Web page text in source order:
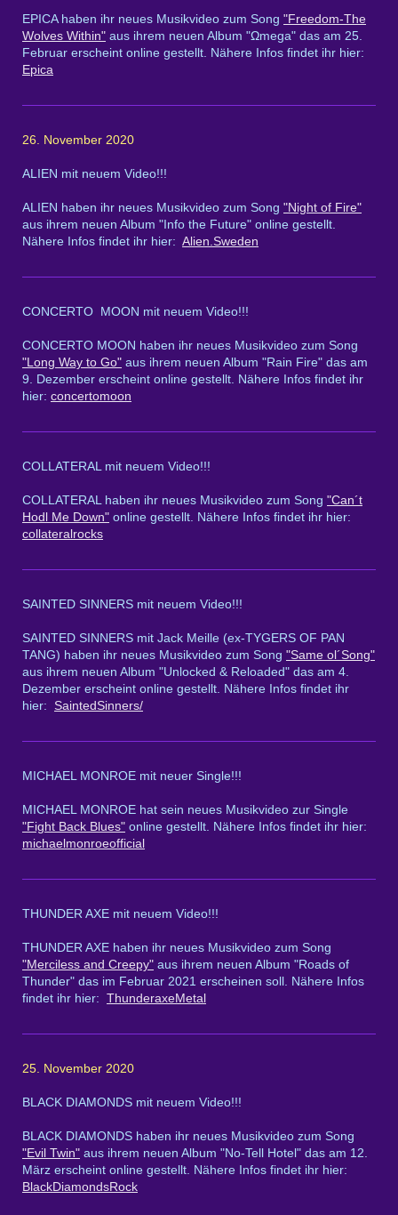
EPICA haben ihr neues Musikvideo zum Song "Freedom-The
Wolves Within" aus ihrem neuen Album "Ωmega" das am 25.
Februar erscheint online gestellt. Nähere Infos findet ihr hier:
Epica
26. November 2020
ALIEN mit neuem Video!!!
ALIEN haben ihr neues Musikvideo zum Song "Night of Fire"
aus ihrem neuen Album "Info the Future" online gestellt.
Nähere Infos findet ihr hier: Alien.Sweden
CONCERTO MOON mit neuem Video!!!
CONCERTO MOON haben ihr neues Musikvideo zum Song
"Long Way to Go" aus ihrem neuen Album "Rain Fire" das am
9. Dezember erscheint online gestellt. Nähere Infos findet ihr
hier: concertomoon
COLLATERAL mit neuem Video!!!
COLLATERAL haben ihr neues Musikvideo zum Song "Can´t
Hodl Me Down" online gestellt. Nähere Infos findet ihr hier:
collateralrocks
SAINTED SINNERS mit neuem Video!!!
SAINTED SINNERS mit Jack Meille (ex-TYGERS OF PAN
TANG) haben ihr neues Musikvideo zum Song "Same ol´Song"
aus ihrem neuen Album "Unlocked & Reloaded" das am 4.
Dezember erscheint online gestellt. Nähere Infos findet ihr
hier: SaintedSinners/
MICHAEL MONROE mit neuer Single!!!
MICHAEL MONROE hat sein neues Musikvideo zur Single
"Fight Back Blues" online gestellt. Nähere Infos findet ihr hier:
michaelmonroeofficial
THUNDER AXE mit neuem Video!!!
THUNDER AXE haben ihr neues Musikvideo zum Song
"Merciless and Creepy" aus ihrem neuen Album "Roads of
Thunder" das im Februar 2021 erscheinen soll. Nähere Infos
findet ihr hier: ThunderaxeMetal
25. November 2020
BLACK DIAMONDS mit neuem Video!!!
BLACK DIAMONDS haben ihr neues Musikvideo zum Song
"Evil Twin" aus ihrem neuen Album "No-Tell Hotel" das am 12.
März erscheint online gestellt. Nähere Infos findet ihr hier:
BlackDiamondsRock